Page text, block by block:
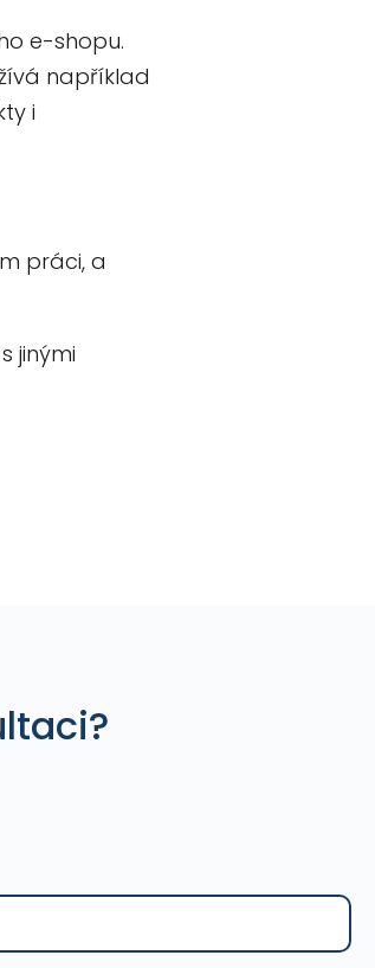
e-shopu.
například
i
práci, a
jinými